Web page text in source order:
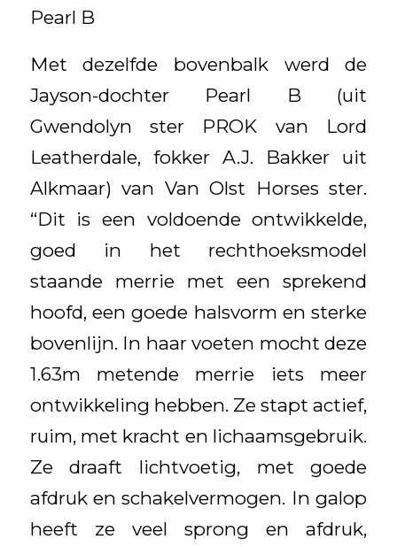
Pearl B
Met dezelfde bovenbalk werd de
Jayson-dochter Pearl B (uit
Gwendolyn ster PROK van Lord
Leatherdale, fokker A.J. Bakker uit
Alkmaar) van Van Olst Horses ster.
“Dit is een voldoende ontwikkelde,
goed in het rechthoeksmodel
staande merrie met een sprekend
hoofd, een goede halsvorm en sterke
bovenlijn. In haar voeten mocht deze
1.63m metende merrie iets meer
ontwikkeling hebben. Ze stapt actief,
ruim, met kracht en lichaamsgebruik.
Ze draaft lichtvoetig, met goede
afdruk en schakelvermogen. In galop
heeft ze veel sprong en afdruk,